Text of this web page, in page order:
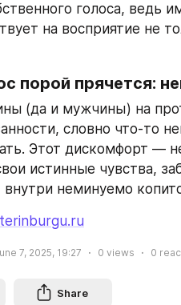
голоса, ведь
на восприятие не
порой прячется:
(да и мужчины) на
словно что-то
Этот дискомфорт —
истинные чувства,
внутри неминуемо
7, 2025, 19:27 0 views 0
Share